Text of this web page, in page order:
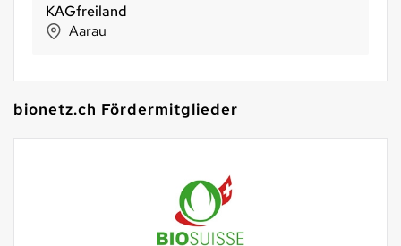
KAGfreiland
Aarau
bionetz.ch Fördermitglieder